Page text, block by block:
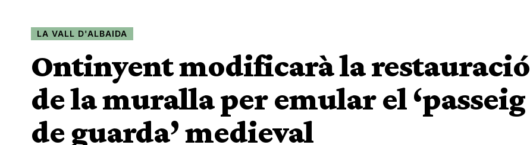
LA VALL D'ALBAIDA
Ontinyent modificarà la restauració
de la muralla per emular el ‘passeig
de guarda’ medieval